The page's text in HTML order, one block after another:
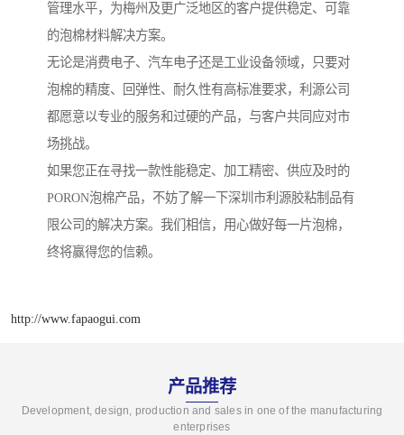
管理水平，为梅州及更广泛地区的客户提供稳定、可靠
的泡棉材料解决方案。
无论是消费电子、汽车电子还是工业设备领域，只要对
泡棉的精度、回弹性、耐久性有高标准要求，利源公司
都愿意以专业的服务和过硬的产品，与客户共同应对市
场挑战。
如果您正在寻找一款性能稳定、加工精密、供应及时的
PORON泡棉产品，不妨了解一下深圳市利源胶粘制品有
限公司的解决方案。我们相信，用心做好每一片泡棉，
终将赢得您的信赖。
http://www.fapaogui.com
产品推荐
Development, design, production and sales in one of the manufacturing
enterprises